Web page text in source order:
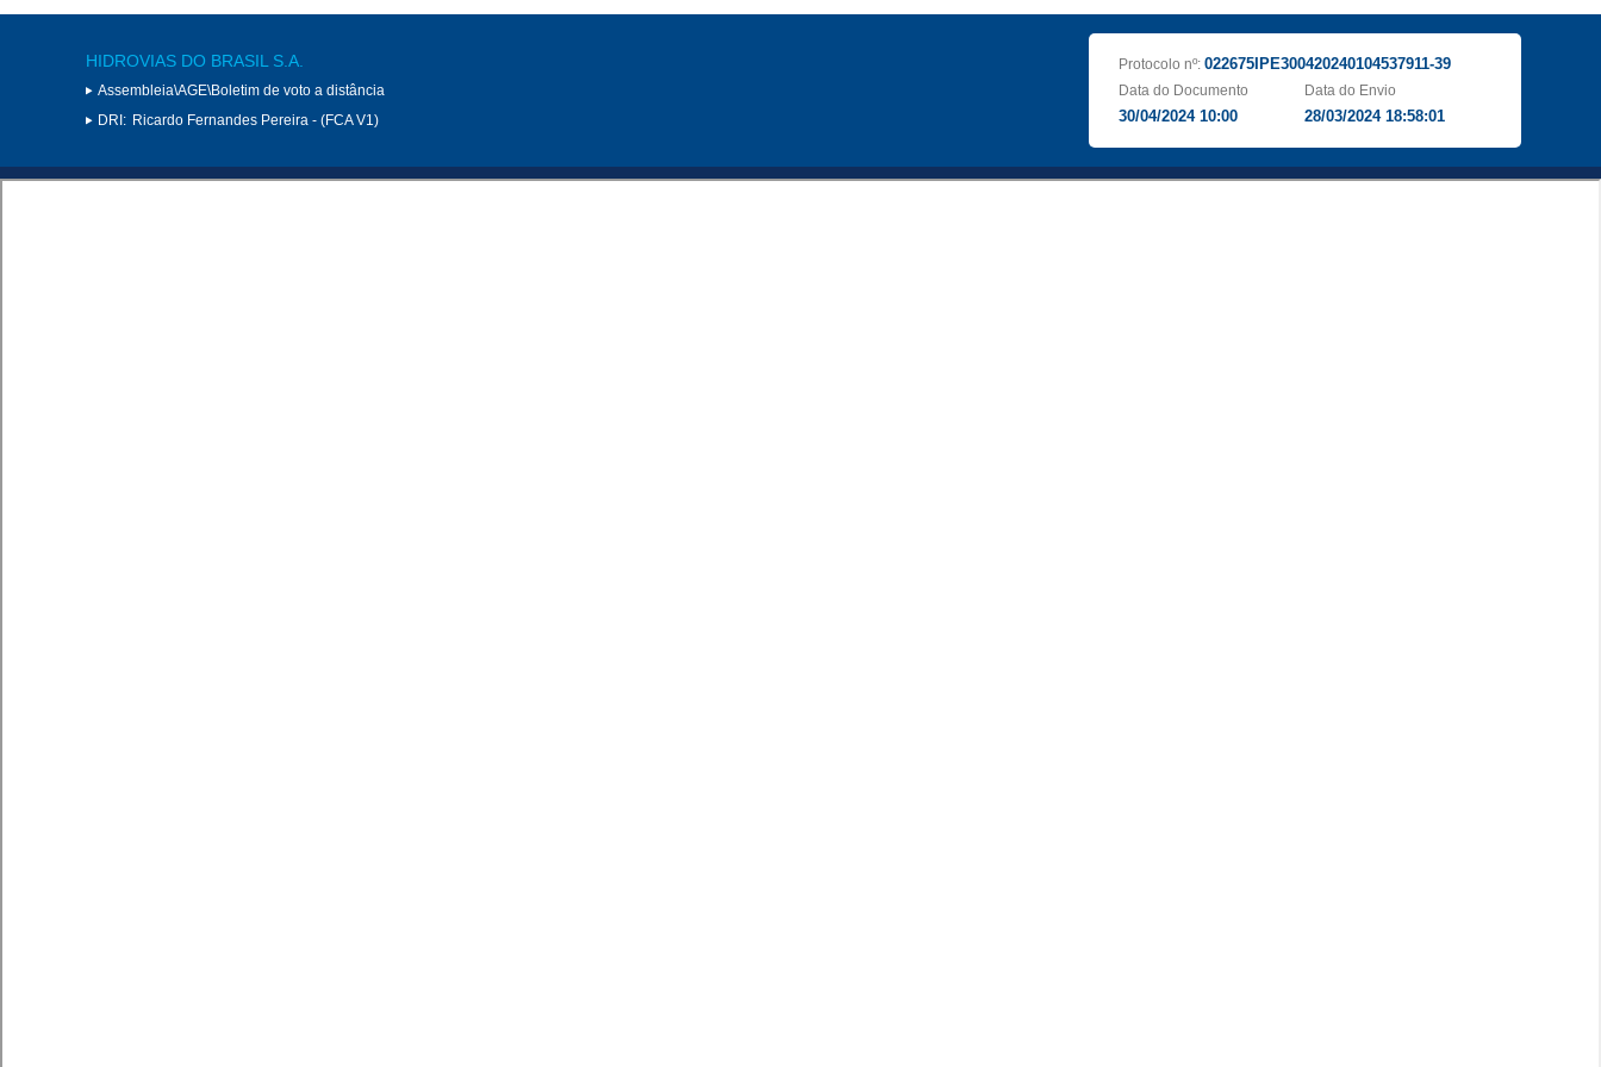
HIDROVIAS DO BRASIL S.A.
Assembleia\AGE\Boletim de voto a distância
DRI: Ricardo Fernandes Pereira - (FCA V1)
Protocolo nº: 022675IPE300420240104537911-39
Data do Documento
30/04/2024 10:00
Data do Envio
28/03/2024 18:58:01